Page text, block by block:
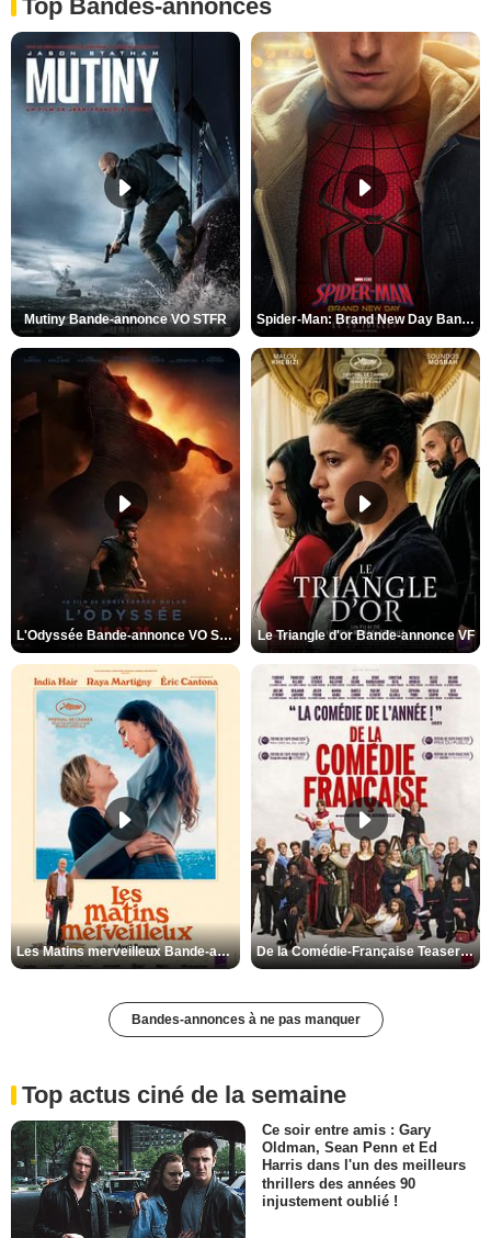
Top Bandes-annonces
Mutiny Bande-annonce VO STFR Spider-Man: Brand New Day Bande-annonce VO STFR
L'Odyssée Bande-annonce VO STFR Le Triangle d'or Bande-annonce VF
Les Matins merveilleux Bande-annonce VF De la Comédie-Française Teaser VF
Bandes-annonces à ne pas manquer
Top actus ciné de la semaine
Ce soir entre amis : Gary
Oldman, Sean Penn et Ed
Harris dans l'un des meilleurs
thrillers des années 90
injustement oublié !